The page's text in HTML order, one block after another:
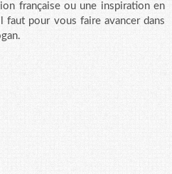
française ou une inspiration en
faut pour vous faire avancer dans